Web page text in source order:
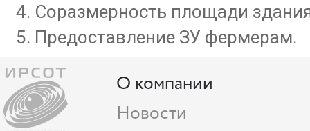
Соразмерность площади
Предоставление ЗУ фермерам.
О компании
Новости